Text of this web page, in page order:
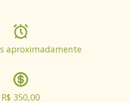
aproximadamente
R$ 350,00